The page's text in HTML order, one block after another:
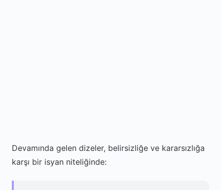
Devamında gelen dizeler, belirsizliğe ve kararsızlığa
karşı bir isyan niteliğinde: